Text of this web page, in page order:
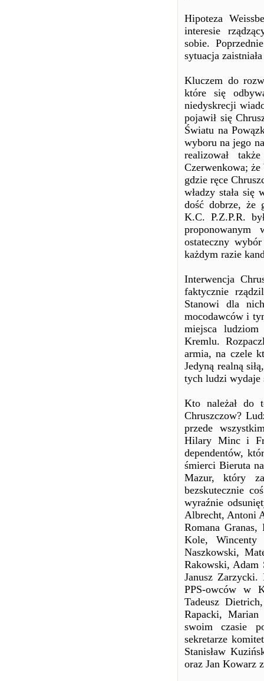
Hipoteza
interesie
sobie.
sytuacja
Kluczem do
które się
niedyskrecji
pojawił się
Światu na
wyboru na jego
realizował
Czerwenkowa; że
gdzie ręce
władzy stała
dość dobrze, że
K.C. P.Z.P.R.
ostateczny
każdym razie
Interwencja
faktycznie
Stanowi dla
mocodawców i
miejsca
Kremlu.
armia, na czele
Jedyną realną
tych ludzi wydaje
Kto należał do
Chruszczow?
przede
Hilary Minc i
dependentów,
śmierci Bieruta
Mazur, który
bezskutecznie
wyraźnie
Albrecht, Antoni
Romana
Kole, Wincenty
Naszkowski,
Rakowski, Adam
Janusz
PPS-owców w
Tadeusz
Rapacki,
swoim czasie
sekretarze
Stanisław
oraz Jan Kowarz